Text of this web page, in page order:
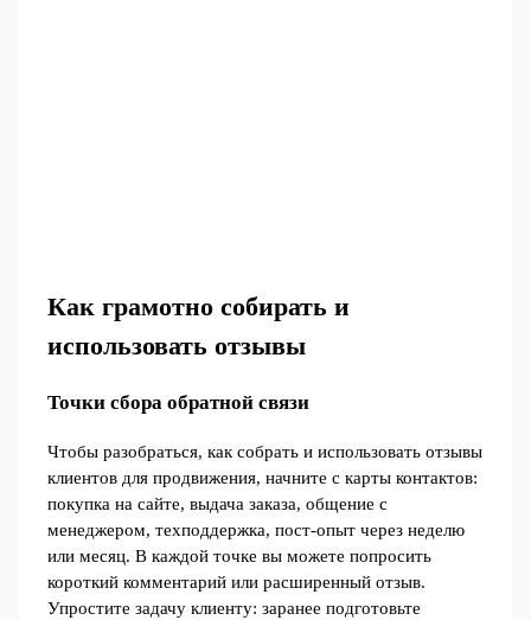
Как грамотно собирать и
использовать отзывы
Точки сбора обратной связи
Чтобы разобраться, как собрать и использовать отзывы
клиентов для продвижения, начните с карты контактов:
покупка на сайте, выдача заказа, общение с
менеджером, техподдержка, пост-опыт через неделю
или месяц. В каждой точке вы можете попросить
короткий комментарий или расширенный отзыв.
Упростите задачу клиенту: заранее подготовьте